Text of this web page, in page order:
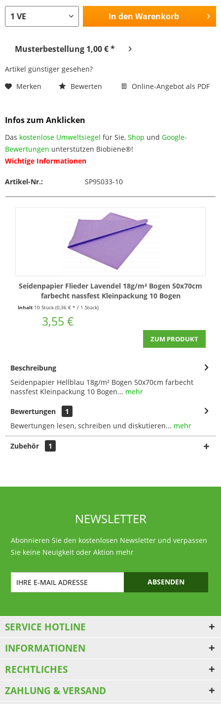
In den Warenkorb
Musterbestellung 1,00 € *
Artikel günstiger gesehen?
Merken
Bewerten Online-Angebot als PDF
Infos zum Anklicken
Das kostenlose Umweltsiegel für Sie, Shop und Google-
Bewertungen unterstützen Biobiene®!
Wichtige Informationen
Artikel-Nr.: SP95033-10
Seidenpapier Flieder Lavendel 18g/m² Bogen 50x70cm
farbecht nassfest Kleinpackung 10 Bogen
Inhalt 10 Stück (0,36 € * / 1 Stück)
3,55 €
ZUM PRODUKT
Beschreibung
Seidenpapier Hellblau 18g/m² Bogen 50x70cm farbecht
nassfest Kleinpackung 10 Bogen... mehr
Bewertungen
1
Bewertungen lesen, schreiben und diskutieren... mehr
Zubehör 1
NEWSLETTER
Abonnieren Sie den kostenlosen Newsletter und verpassen
Sie keine Neuigkeit oder Aktion mehr
ABSENDEN
SERVICE HOTLINE
INFORMATIONEN
RECHTLICHES
ZAHLUNG & VERSAND